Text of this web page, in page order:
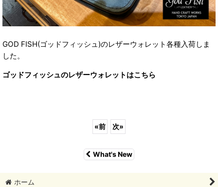
GOD FISH(ゴッドフィッシュ)のレザーウォレット各種入荷しま
した。
ゴッドフィッシュのレザーウォレットはこちら
«前 次»
What's New
ホーム